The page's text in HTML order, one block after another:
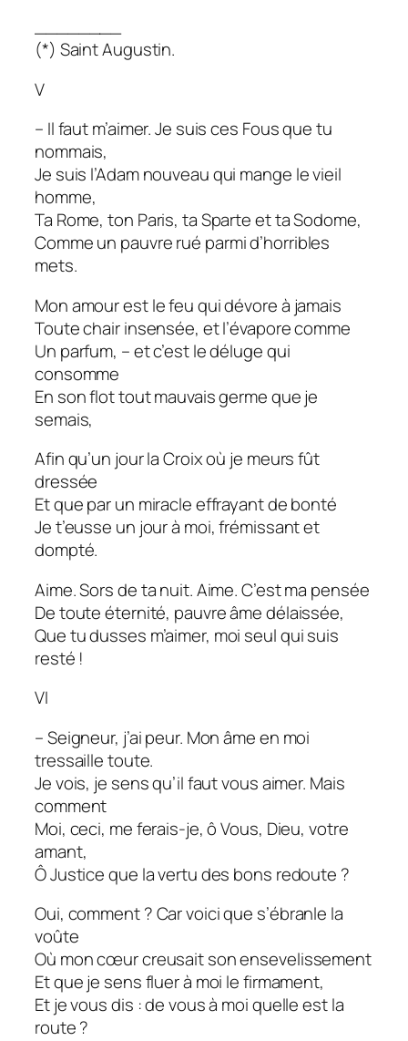
________
(*) Saint Augustin.
V
– Il faut m’aimer. Je suis ces Fous que tu
nommais,
Je suis l’Adam nouveau qui mange le vieil
homme,
Ta Rome, ton Paris, ta Sparte et ta Sodome,
Comme un pauvre rué parmi d’horribles
mets.
Mon amour est le feu qui dévore à jamais
Toute chair insensée, et l’évapore comme
Un parfum, – et c’est le déluge qui
consomme
En son flot tout mauvais germe que je
semais,
Afin qu’un jour la Croix où je meurs fût
dressée
Et que par un miracle effrayant de bonté
Je t’eusse un jour à moi, frémissant et
dompté.
Aime. Sors de ta nuit. Aime. C’est ma pensée
De toute éternité, pauvre âme délaissée,
Que tu dusses m’aimer, moi seul qui suis
resté !
VI
– Seigneur, j’ai peur. Mon âme en moi
tressaille toute.
Je vois, je sens qu’il faut vous aimer. Mais
comment
Moi, ceci, me ferais-je, ô Vous, Dieu, votre
amant,
Ô Justice que la vertu des bons redoute ?
Oui, comment ? Car voici que s’ébranle la
voûte
Où mon cœur creusait son ensevelissement
Et que je sens fluer à moi le firmament,
Et je vous dis : de vous à moi quelle est la
route ?